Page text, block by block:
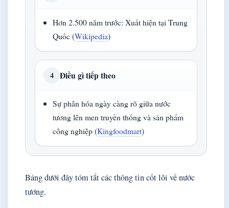
Hơn 2.500 năm trước: Xuất hiện tại Trung
Quốc (Wikipedia)
4 Điều gì tiếp theo
Sự phân hóa ngày càng rõ giữa nước
tương lên men truyền thống và sản phẩm
công nghiệp (Kingfoodmart)
Bảng dưới đây tóm tắt các thông tin cốt lõi về nước
tương.